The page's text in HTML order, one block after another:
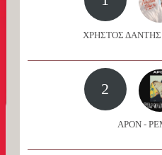
ΧΡΗΣΤΟΣ ΔΑΝΤΗΣ
2
APON -